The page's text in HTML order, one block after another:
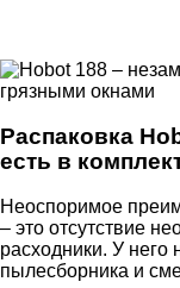
Распаковка
есть в
Неоспоримое
– это отсутствие
расходники. У него
пылесборника и